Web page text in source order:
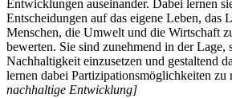
Entwicklungen auseinander. Dabei lernen
Entscheidungen auf das eigene Leben, das
Menschen, die Umwelt und die Wirtschaft
bewerten. Sie sind zunehmend in der Lage,
Nachhaltigkeit einzusetzen und gestaltend
lernen dabei Partizipationsmöglichkeiten zu
nachhaltige Entwicklung]